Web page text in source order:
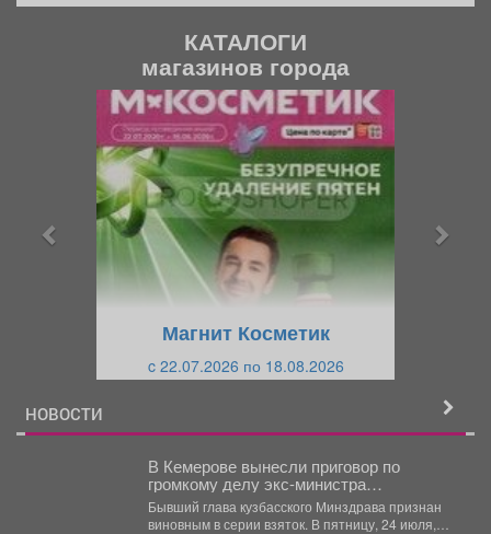
КАТАЛОГИ
магазинов города
Магнит Косметик
c 22.07.2026 по 18.08.2026
НОВОСТИ
В Кемерове вынесли приговор по
громкому делу экс-министра
здравоохранения
Бывший глава кузбасского Минздрава признан
виновным в серии взяток. В пятницу, 24 июля,